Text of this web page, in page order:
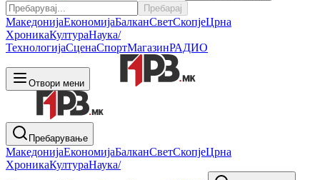
Пребарај
МакедонијаЕкономијаБалканСветСкопјеЦрна
ХроникаКултураНаука/
ТехнологијаСценаСпортМагазинРАДИО
Отвори мени
Пребарување
МакедонијаЕкономијаБалканСветСкопјеЦрна
ХроникаКултураНаука/